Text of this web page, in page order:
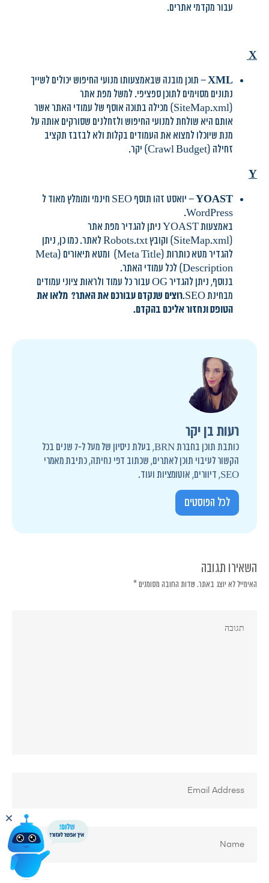
עבור מקדמי אתרים.
X
XML– תוכן מובנה שבאמצעותו מנועי החיפוש יכולים לשייך
נתונים מסוימים לתוכן ספציפי. למשל מפת אתר
(SiteMap.xml) מכילה בתוכה אוסף של עמודי האתר אשר
אותם היא שולחת למנועי החיפוש ולזחלנים שסורקים אותה על
מנת שיוכלו למצוא את העמודים בקלות ולא לבזבז תקציב
זחילה (Crawl Budget) יקר.
Y
YOAST
– יואסט זהו תוסף SEO חינמי ומומלץ מאוד ל
WordPress.
באמצעות YOAST ניתן להגדיר מפת אתר
(SiteMap.xml) וקובץ Robots.txt
לאתר. כמו כן, ניתן
להגדיר מטא כותרות (Meta Title)
ומטא תיאורים (Meta
Description) לכל עמודי האתר.
בנוסף, ניתן להגדיר OG עבור כל עמוד ולראות ציוני עמודים
מבחינת SEO.
רוצים שנקדם עבורכם את האתר? מלאו את
הטופס ונחזור אליכם בהקדם.
רעות בן יקר
כותבת תוכן בחברת BRN, בעלת ניסיון של מעל ל-7 שנים בכל
הקשור לעיבוי תוכן לאתרים, שכתוב דפי נחיתה, כתיבת מאמרי
SEO, דיוורים, אוטומציות ועוד.
לכל הפוסטים
השאירו תגובה
האימייל לא יוצג באתר. שדות החובה מסומנים *